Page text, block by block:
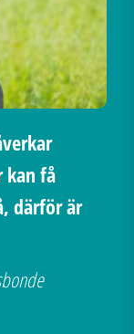
kan få
därför är